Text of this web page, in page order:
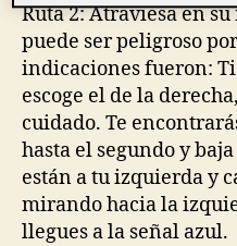
Ruta 2: Atraviesa en
puede ser peligroso
indicaciones fueron:
escoge el de la
cuidado. Te
hasta el segundo y
están a tu izquierda y
mirando hacia la
llegues a la señal azul.